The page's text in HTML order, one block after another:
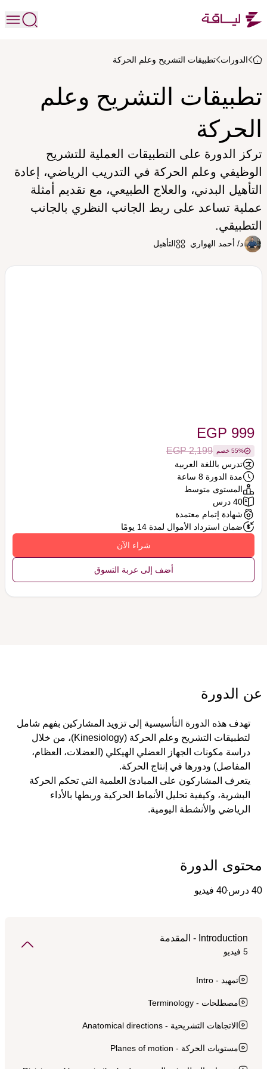
الدورات تطبيقات التشريح وعلم الحركة
تطبيقات التشريح وعلم
الحركة
تركز الدورة على التطبيقات العملية للتشريح
الوظيفي وعلم الحركة في التدريب الرياضي، إعادة
التأهيل البدني، والعلاج الطبيعي، مع تقديم أمثلة
عملية تساعد على ربط الجانب النظري بالجانب
التطبيقي.
د/ أحمد الهواري التأهيل
EGP 999
55% خصم EGP 2,199
تدرس باللغة العربية
مدة الدورة 8 ساعة
المستوى متوسط
40 درس
شهادة إتمام معتمدة
ضمان استرداد الأموال لمدة 14 يومًا
شراء الآن
أضف إلى عربة التسوق
عن الدورة
لتطبيقات التشريح وعلم الحركة (Kinesiology)
المفاصل) ودورها في إنتاج الحركة.
الرياضي والأنشطة اليومية.
محتوى الدورة
40 درس 40 فيديو
Introduction - المقدمة
5 فيديو
تمهيد - Intro
مصطلحات - Terminology
الاتجاهات التشريحية - Anatomical directions
مستويات الحركة - Planes of motion